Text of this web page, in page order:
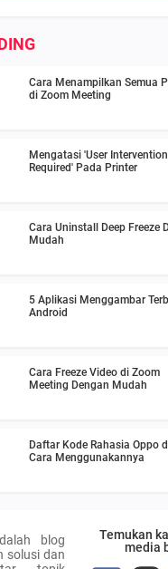
Cara Menampilkan Semua
di Zoom Meeting
Mengatasi 'User Intervention
Required' Pada Printer
Cara Uninstall Deep Freeze
Mudah
5 Aplikasi Menggambar
Android
Cara Freeze Video di Zoom
Meeting Dengan Mudah
Daftar Kode Rahasia Oppo
Cara Menggunakannya
blog
solusi dan
Temukan
media